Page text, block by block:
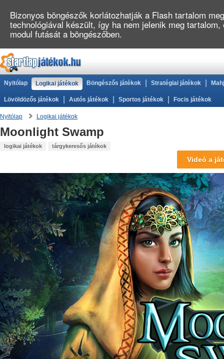
Nyitólap Logikai játékok Böngészős játékok Stratégiai játékok
Lövöldözős játékok Autós játékok Sportos játékok Focis játékok
Nyitólap Logikai játékok
Moonlight Swamp
logikai játékok tárgykeresős játékok
Videó a
Bizonyos böngészők korlátozhatják a Flash tartalom
technológiával készült, így ha nem jelenik meg
modul futását a böngészőben.